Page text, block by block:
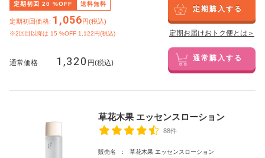
定期初回 20 %OFF 送料無料
定期初回価格: 1,056円(税込)
※2回目以降は 15 %OFF 1,122円(税込)
定期購入する
定期お届けおトク便とは＞
通常価格 1,320 円(税込) 通常購入する
草花木果 エッセンスローション
88件
販売名 : 草花木果 エッセンスローション